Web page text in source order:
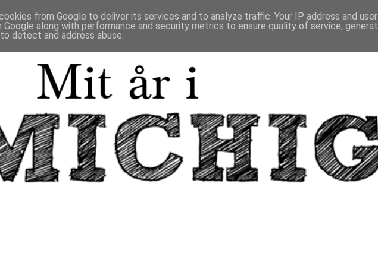
from Google to deliver its services and to analyze traffic. Your IP address and
Google along with performance and security metrics to ensure quality of service,
detect and address abuse.